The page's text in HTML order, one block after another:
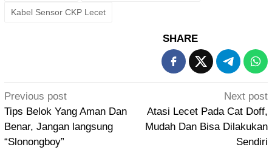
Kabel Sensor CKP Lecet
SHARE
Post
navigation
Previous post
Tips Belok Yang Aman Dan
Benar, Jangan langsung
“Slonongboy”
Next post
Atasi Lecet Pada Cat Doff,
Mudah Dan Bisa Dilakukan
Sendiri